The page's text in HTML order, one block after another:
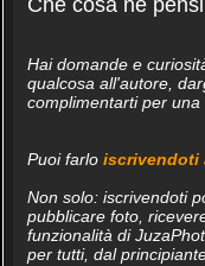
Che cosa ne
Hai domande e
qualcosa all'autore,
complimentarti per
Puoi farlo iscrivendoti
Non solo: iscrivendoti
pubblicare foto,
funzionalità di
per tutti, dal